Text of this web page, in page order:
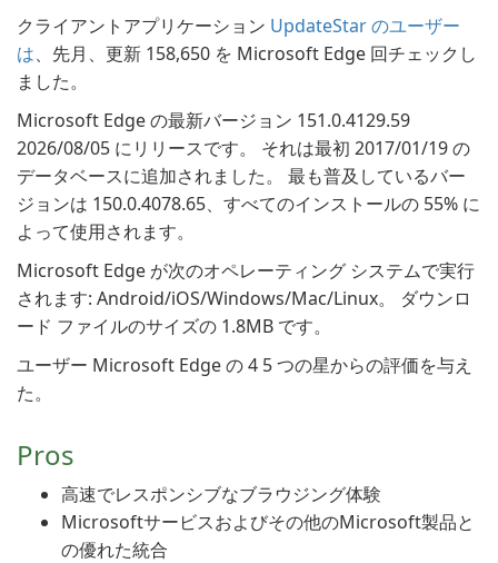
クライアントアプリケーション UpdateStar のユーザー
は、先月、更新 158,650 を Microsoft Edge 回チェックし
ました。
Microsoft Edge の最新バージョン 151.0.4129.59
2026/08/05 にリリースです。 それは最初 2017/01/19 の
データベースに追加されました。 最も普及しているバー
ジョンは 150.0.4078.65、すべてのインストールの 55% に
よって使用されます。
Microsoft Edge が次のオペレーティング システムで実行
されます: Android/iOS/Windows/Mac/Linux。 ダウンロ
ード ファイルのサイズの 1.8MB です。
ユーザー Microsoft Edge の 4 5 つの星からの評価を与え
た。
Pros
高速でレスポンシブなブラウジング体験
Microsoftサービスおよびその他のMicrosoft製品と
の優れた統合